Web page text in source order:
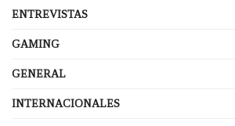
ENTREVISTAS
GAMING
GENERAL
INTERNACIONALES